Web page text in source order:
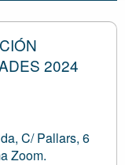
2024
C/ Pallars, 6
Zoom.